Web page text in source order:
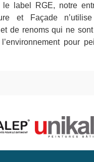
le label RGE, notre
et Façade
de renoms qui ne
pour